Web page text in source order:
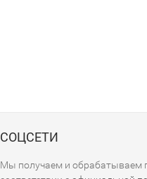
СОЦСЕТИ
Мы получаем и обрабатываем